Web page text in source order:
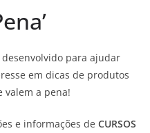
desenvolvido para ajudar
em dicas de produtos
valem a pena!
e informações de CURSOS